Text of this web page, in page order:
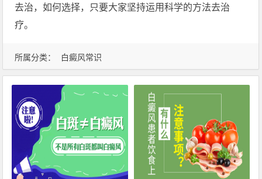
所属分类： 白癜风常识
去治，如何选择，只要大家坚持运用科学的方法去治
疗。